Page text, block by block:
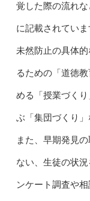
覚した際の流れ
に記載されていま
未然防止の具体
るための「道徳
める「授業づく
ぶ「集団づくり」
また、早期発見
ない、生徒の状
ンケート調査や